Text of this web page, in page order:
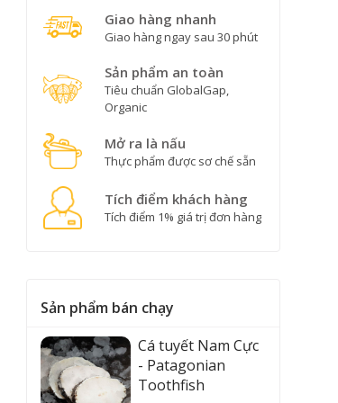
Giao hàng nhanh
Giao hàng ngay sau 30 phút
Sản phẩm an toàn
Tiêu chuẩn GlobalGap,
Organic
Mở ra là nấu
Thực phẩm được sơ chế sẵn
Tích điểm khách hàng
Tích điểm 1% giá trị đơn hàng
Sản phẩm bán chạy
Cá tuyết Nam Cực
- Patagonian
Toothfish